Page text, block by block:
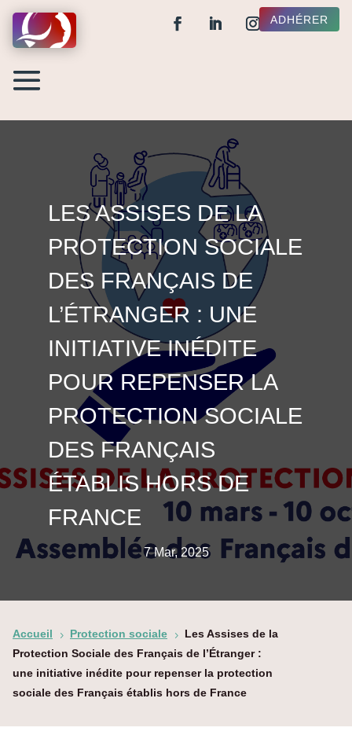
ADHÉRER
LES ASSISES DE LA
PROTECTION SOCIALE
DES FRANÇAIS DE
L’ÉTRANGER : UNE
INITIATIVE INÉDITE
POUR REPENSER LA
PROTECTION SOCIALE
DES FRANÇAIS
ÉTABLIS HORS DE
FRANCE
7 Mar, 2025
Accueil 5 Protection sociale 5
Les Assises de la
Protection Sociale des Français de l’Étranger :
une initiative inédite pour repenser la protection
sociale des Français établis hors de France